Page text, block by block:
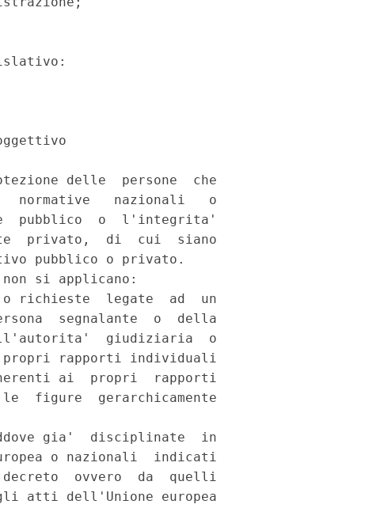
delle  persone  che
normative   nazionali   o
pubblico  o  l'integrita'
privato,  di  cui  siano
pubblico o privato.
si applicano:
richieste  legate  ad  un
segnalante  o  della
all'autorita'  giudiziaria  o
propri rapporti individuali
ai  propri  rapporti
figure  gerarchicamente
gia'  disciplinate  in
o nazionali  indicati
ovvero  da  quelli
atti dell'Unione europea